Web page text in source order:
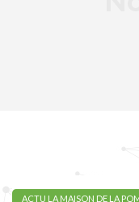
ACTU LA MAISON DE LA